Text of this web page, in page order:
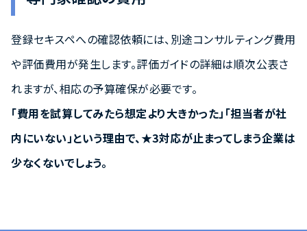
登録セキスペへの確認依頼には、別途コンサルティング費用
や評価費用が発生します。評価ガイドの詳細は順次公表さ
れますが、相応の予算確保が必要です。
「費用を試算してみたら想定より大きかった」「担当者が社
内にいない」という理由で、★3対応が止まってしまう企業は
少なくないでしょう。